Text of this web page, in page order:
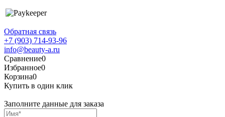
Обратная связь
+7 (903) 714-93-96
info@beauty-a.ru
Сравнение0
Избранное0
Корзина0
Купить в один клик
Заполните данные для заказа